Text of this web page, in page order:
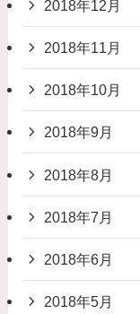
2018年12月
2018年11月
2018年10月
2018年9月
2018年8月
2018年7月
2018年6月
2018年5月